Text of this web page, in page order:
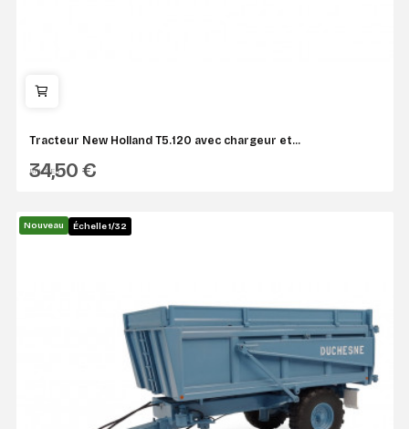
Tracteur New Holland T5.120 avec chargeur et...
BRUDER
34,50 €
Nouveau Échelle 1/32